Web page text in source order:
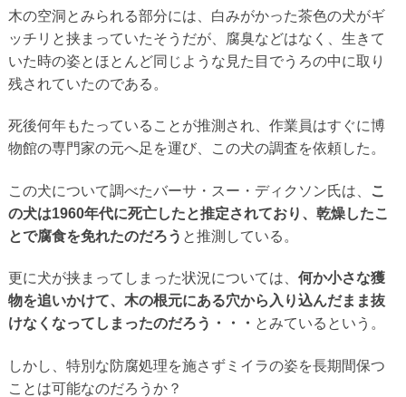
木の空洞とみられる部分には、白みがかった茶色の犬がギ
ッチリと挟まっていたそうだが、腐臭などはなく、生きて
いた時の姿とほとんど同じような見た目でうろの中に取り
残されていたのである。
死後何年もたっていることが推測され、作業員はすぐに博
物館の専門家の元へ足を運び、この犬の調査を依頼した。
この犬について調べたバーサ・スー・ディクソン氏は、
こ
の犬は1960年代に死亡したと推定されており、乾燥したこ
とで腐食を免れたのだろう と推測している。
更に犬が挟まってしまった状況については、 何か小さな獲
物を追いかけて、木の根元にある穴から入り込んだまま抜
けなくなってしまったのだろう・・・ とみているという。
しかし、特別な防腐処理を施さずミイラの姿を長期間保つ
ことは可能なのだろうか？